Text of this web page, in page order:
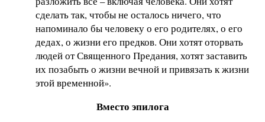
сделать так, чтобы не осталось ничего, что
напоминало бы человеку о его родителях, о его
дедах, о жизни его предков. Они хотят оторвать
людей от Священного Предания, хотят заставить
их позабыть о жизни вечной и привязать к жизни
этой временной».
Вместо эпилога